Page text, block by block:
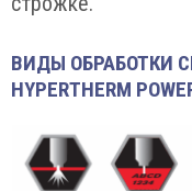
ВИДЫ ОБРАБОТКИ
HYPERTHERM